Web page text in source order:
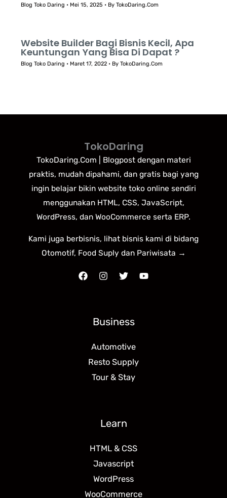
Blog Toko Daring • Mei 15, 2025 • ByTokoDaring.Com
Website Builder Bagi Bisnis Kecil, Apa
Keuntungan Yang Bisa Di Dapat ?
Blog Toko Daring • Maret 17, 2022 • ByTokoDaring.Com
TokoDaring
TokoDaring.Com | Blogpost dengan materi
praktis, mudah dipahami, dan gratis bagi yang
ingin belajar bikin website toko online sendiri
menggunakan HTML, CSS, JavaScript,
WordPress, dan WooCommerce serta ERP.
Kami juga berbisnis, lihat bisnis kami di bidang
Otomotif, Food Suply dan Pariwisata →
Business
Automotive
Resto Supply
Tour & Stay
Learn
HTML & CSS
Javascript
WordPress
WooCommerce